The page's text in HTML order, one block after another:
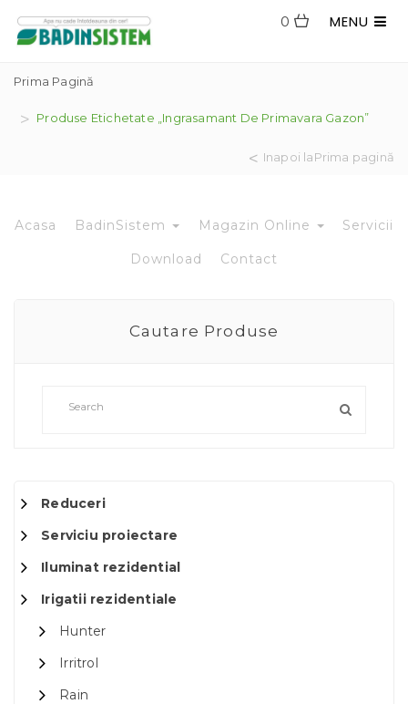
MENU
0
Prima Pagină
Produse Etichetate „ingrasamant De Primavara Gazon”
Inapoi laPrima pagină
Acasa BadinSistem Magazin Online Servicii
Download Contact
Cautare Produse
Reduceri
Serviciu proiectare
Iluminat rezidential
Irigatii rezidentiale
Hunter
Irritrol
Rain